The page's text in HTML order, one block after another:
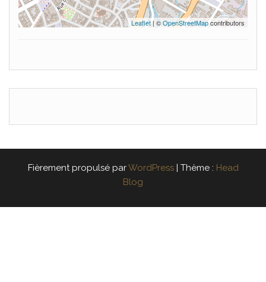
Leaflet| ©OpenStreetMapcontributors
Fièrement propulsé parWordPress | Thème : Head
Blog